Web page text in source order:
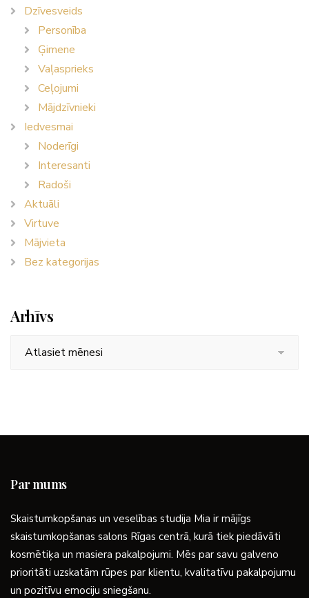
Dzīvesveids
Personība
Ģimene
Vaļasprieks
Ceļojumi
Mājdzīvnieki
Iedvesmai
Noderīgi
Interesanti
Radoši
Aktuāli
Virtuve
Mājvieta
Bez kategorijas
Arhīvs
Par mums
Skaistumkopšanas un veselības studija Mia ir mājīgs
skaistumkopšanas salons Rīgas centrā, kurā tiek piedāvāti
kosmētiķa un masiera pakalpojumi. Mēs par savu galveno
prioritāti uzskatām rūpes par klientu, kvalitatīvu pakalpojumu
un pozitīvu emociju sniegšanu.